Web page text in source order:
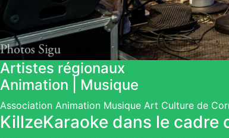
Artistes régionaux
Animation | Musique
Association Animation Musique Art Culture de
KillzeKaraoke dans le cadre